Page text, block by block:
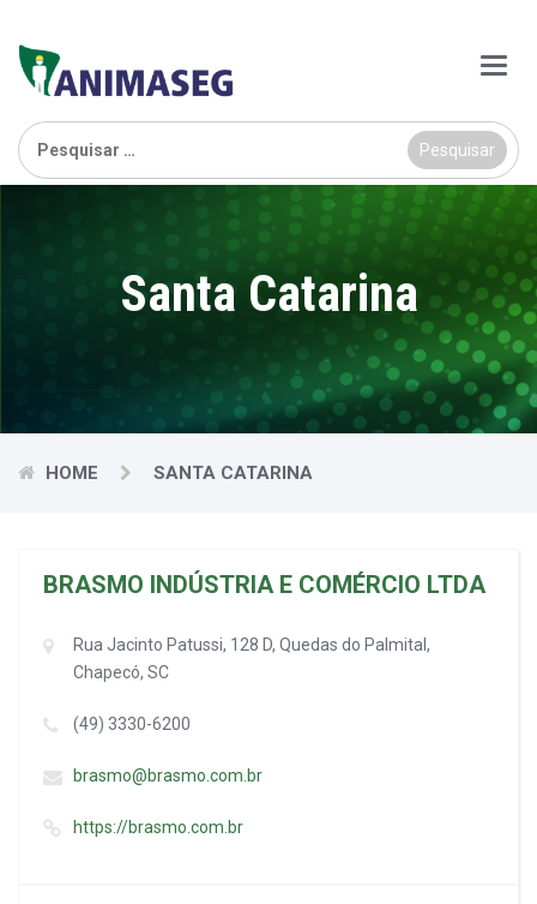
Main
Menu
Pesquisar
por:
Santa Catarina
HOME SANTA CATARINA
BRASMO INDÚSTRIA E COMÉRCIO LTDA
Rua Jacinto Patussi, 128 D, Quedas do Palmital,
Chapecó, SC
(49) 3330-6200
brasmo@brasmo.com.br
https://brasmo.com.br